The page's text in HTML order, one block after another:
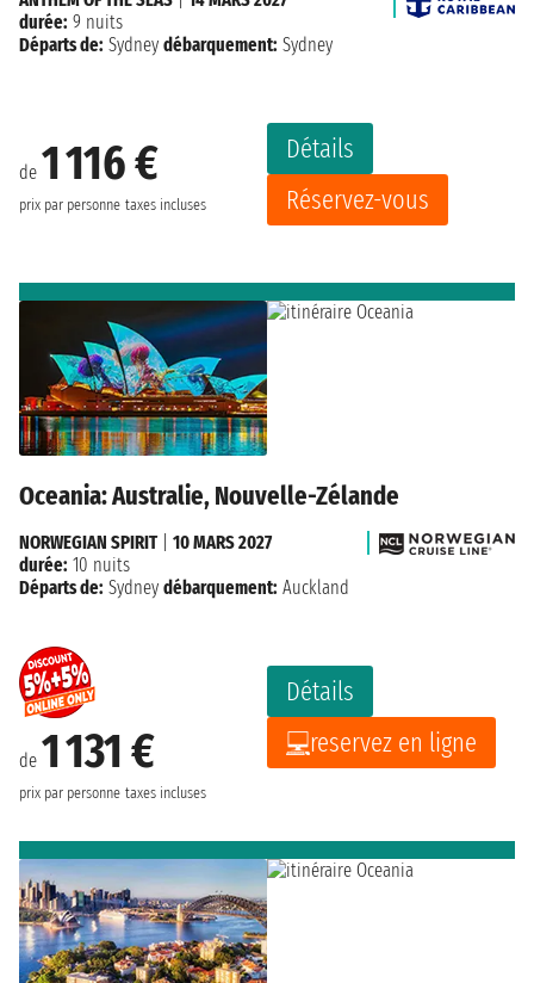
de 1 116 €
prix par personne taxes incluses
Détails
Réservez-vous
durée: 9 nuits
Départs de: Sydney débarquement: Sydney
Oceania: Australie, Nouvelle-Zélande
de 1 131 €
prix par personne taxes incluses
Détails
reservez en ligne
NORWEGIAN SPIRIT| 10 MARS 2027
durée: 10 nuits
Départs de: Sydney débarquement: Auckland